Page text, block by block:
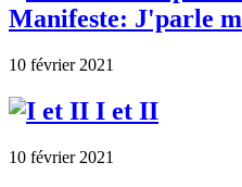
Manifeste: J'parle
10 février 2021
I et II
10 février 2021